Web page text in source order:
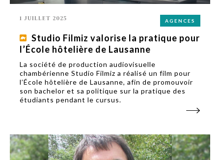
AGENCES
1 JUILLET 2025
Studio Filmiz valorise la pratique pour
l’École hôtelière de Lausanne
La société de production audiovisuelle
chambérienne Studio Filmiz a réalisé un film pour
l’École hôtelière de Lausanne, afin de promouvoir
son bachelor et sa politique sur la pratique des
étudiants pendant le cursus.